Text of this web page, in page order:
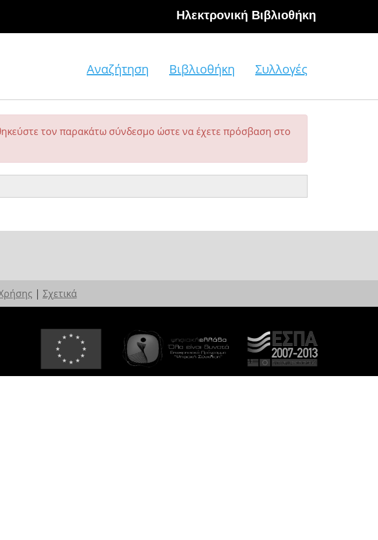
Hλεκτρονική Βιβλιοθήκη
Αναζήτηση Βιβλιοθήκη Συλλογές
τον παρακάτω σύνδεσμο ώστε να έχετε πρόσβαση στο
| Σχετικά